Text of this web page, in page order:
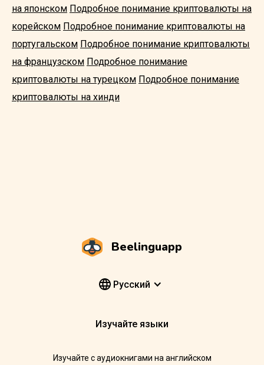
на японском Подробное понимание криптовалюты на
корейском Подробное понимание криптовалюты на
португальском Подробное понимание криптовалюты
на французском Подробное понимание
криптовалюты на турецком Подробное понимание
криптовалюты на хинди
Beelinguapp
Pусский
Изучайте языки
Изучайте с аудиокнигами на английском